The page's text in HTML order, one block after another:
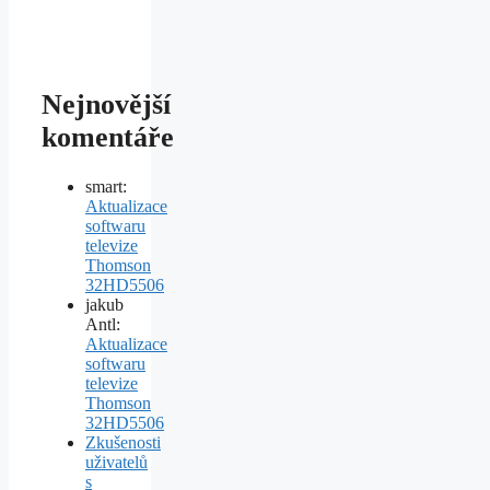
Nejnovější
komentáře
smart:
Aktualizace
softwaru
televize
Thomson
32HD5506
jakub
Antl:
Aktualizace
softwaru
televize
Thomson
32HD5506
Zkušenosti
uživatelů
s